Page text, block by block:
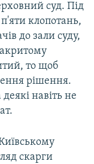
суд. Під
клопотань,
до зали суду,
то щоб
рішення.
навіть не
скарги